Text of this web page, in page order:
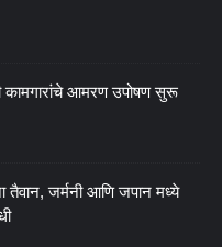
कामगारांचे आमरण उपोषण सुरू
तैवान, जर्मनी आणि जपान मध्ये